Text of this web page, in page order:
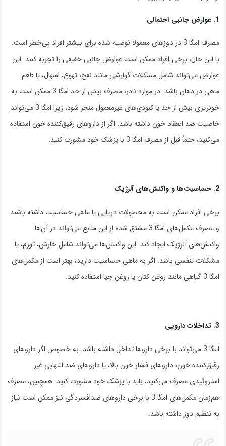
1. عوارض جانبی احتمالی
مصرف امگا 3 در دوزهای معمولاً توصیه شده برای بیشتر افراد بی‌خطر است.
با این حال، برخی افراد ممکن است عوارض جانبی خفیفی را تجربه کنند. این
عوارض می‌تواند شامل مشکلات گوارشی مانند نفخ، تهوع، اسهال، یا طعم
ماهی در دهان باشد. در موارد نادر، مصرف بیش از حد امگا 3 ممکن است به
خونریزی بیش از حد یا کبودی‌های غیرمعمول منجر شود، زیرا امگا 3 می‌تواند
خاصیت ضد انعقاد خون داشته باشد. اگر از داروهای رقیق‌کننده خون استفاده
می‌کنید، حتماً قبل از مصرف امگا 3 با پزشک خود مشورت کنید.
2. حساسیت‌ها و واکنش‌های آلرژیک
برخی افراد ممکن است به محصولات دریایی یا ماهی حساسیت داشته باشند
و مصرف مکمل‌های امگا 3 مشتق شده از این منابع می‌تواند در آن‌ها
واکنش‌های آلرژیک ایجاد کند. این واکنش‌ها می‌تواند شامل خارش، تورم، یا
مشکلات تنفسی باشد. اگر به ماهی حساسیت دارید، بهتر است از مکمل‌های
امگا 3 گیاهی مانند روغن کتان یا روغن چیا استفاده کنید.
3. تداخلات دارویی
امگا 3 می‌تواند با برخی داروها تداخل داشته باشد. به خصوص اگر داروهای
رقیق‌کننده خون، داروهای فشار خون بالا، یا داروهای ضد التهابی غیر
استروئیدی مصرف می‌کنید، باید با پزشک خود مشورت کنید. همچنین، مصرف
هم‌زمان مکمل‌های امگا 3 با برخی داروهای ضدافسردگی نیز ممکن است نیاز
به تنظیم دوز داشته باشد.